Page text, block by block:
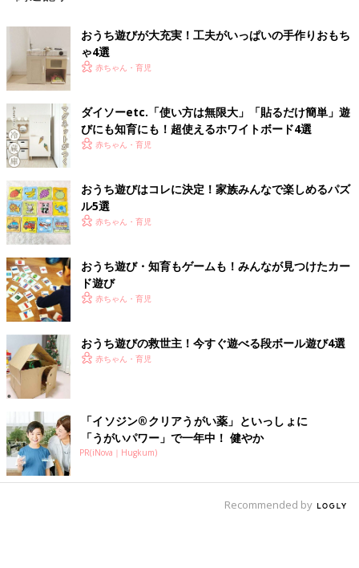
おうち遊びが大充実！工夫がいっぱいの手作りおもち
ゃ4選
赤ちゃん・育児
ダイソーetc.「使い方は無限大」「貼るだけ簡単」遊
びにも知育にも！超使えるホワイトボード4選
赤ちゃん・育児
おうち遊びはコレに決定！家族みんなで楽しめるパズ
ル5選
赤ちゃん・育児
おうち遊び・知育もゲームも！みんなが見つけたカー
ド遊び
赤ちゃん・育児
おうち遊びの救世主！今すぐ遊べる段ボール遊び4選
赤ちゃん・育児
「イソジン®クリアうがい薬」といっしょに
「うがいパワー」で一年中！ 健やか
PR(iNova｜Hugkum)
Recommended by